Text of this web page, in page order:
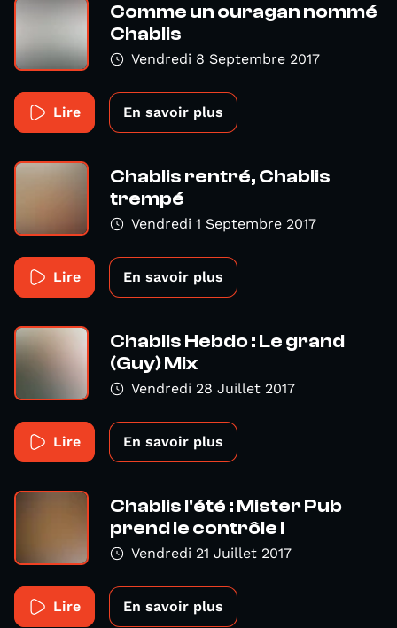
Comme un ouragan nommé
Chablis
Vendredi 8 Septembre 2017
Lire En savoir plus
Chablis rentré, Chablis
trempé
Vendredi 1 Septembre 2017
Lire En savoir plus
Chablis Hebdo : Le grand
(Guy) Mix
Vendredi 28 Juillet 2017
Lire En savoir plus
Chablis l'été : Mister Pub
prend le contrôle !
Vendredi 21 Juillet 2017
Lire En savoir plus